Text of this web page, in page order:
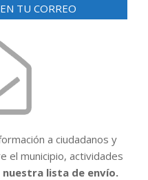
TU CORREO
a ciudadanos y
el municipio, actividades
nuestra lista de envío.